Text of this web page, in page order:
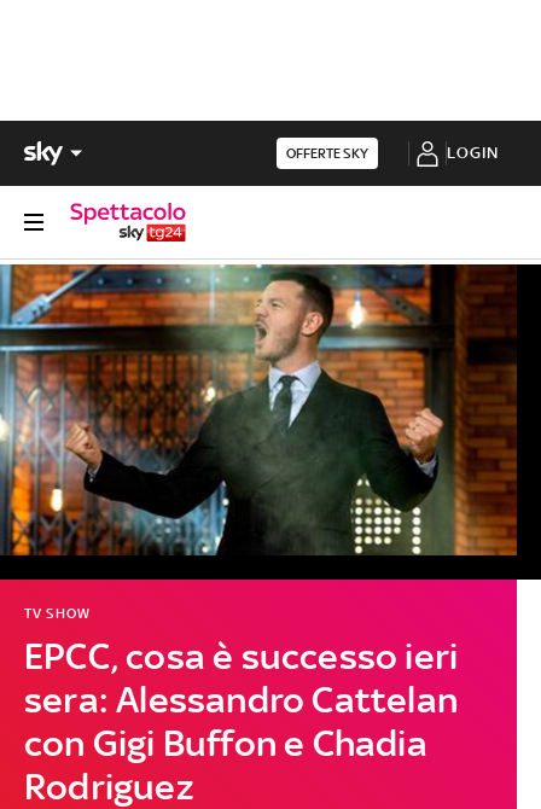
OFFERTE SKY LOGIN
EPCC, cosa è successo ieri
sera: Alessandro Cattelan
con Gigi Buffon e Chadia
Rodriguez
TV SHOW